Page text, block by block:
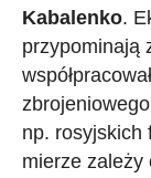
Kabalenko.
przypominają
np. rosyjskich
mierze zależy